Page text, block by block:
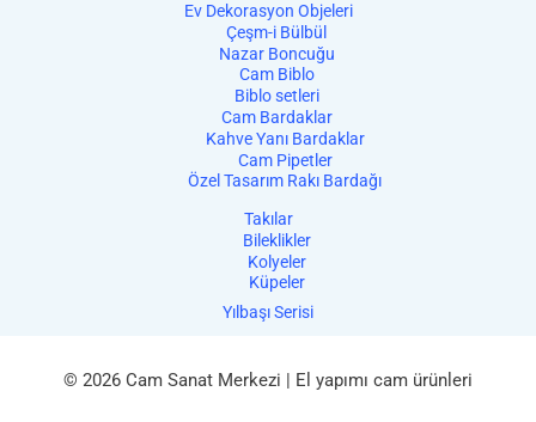
Ev Dekorasyon Objeleri
Çeşm-i Bülbül
Nazar Boncuğu
Cam Biblo
Biblo setleri
Cam Bardaklar
Kahve Yanı Bardaklar
Cam Pipetler
Özel Tasarım Rakı Bardağı
Takılar
Bileklikler
Kolyeler
Küpeler
Yılbaşı Serisi
© 2026 Cam Sanat Merkezi | El yapımı cam ürünleri